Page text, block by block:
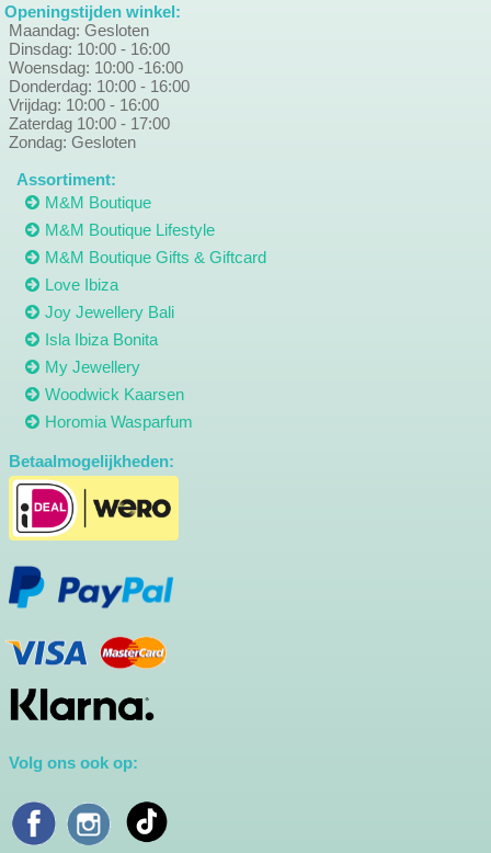
Openingstijden winkel:
Maandag: Gesloten
Dinsdag: 10:00 - 16:00
Woensdag: 10:00 -16:00
Donderdag: 10:00 - 16:00
Vrijdag: 10:00 - 16:00
Zaterdag 10:00 - 17:00
Zondag: Gesloten
Assortiment:
M&M Boutique
M&M Boutique Lifestyle
M&M Boutique Gifts & Giftcard
Love Ibiza
Joy Jewellery Bali
Isla Ibiza Bonita
My Jewellery
Woodwick Kaarsen
Horomia Wasparfum
Betaalmogelijkheden:
Volg ons ook op: